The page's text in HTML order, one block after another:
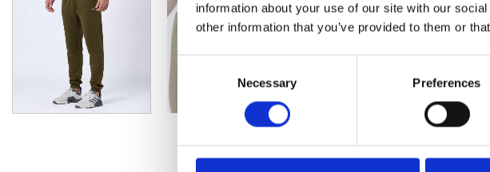
information about your use of our site with our
other information that you’ve provided to them or
Necessary Preferences